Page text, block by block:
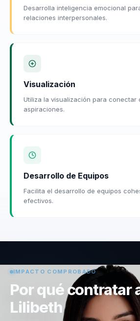
Desarrolla inteligencia emocional
relaciones interpersonales.
Visualización
Utiliza la visualización para conectar
aspiraciones.
Desarrollo de Equipos
Facilita el desarrollo de equipos
efectivos.
IMPACTO COMPROBADO
Por qué contratar
Lilibeth